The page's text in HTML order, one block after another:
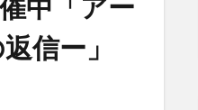
信ー」